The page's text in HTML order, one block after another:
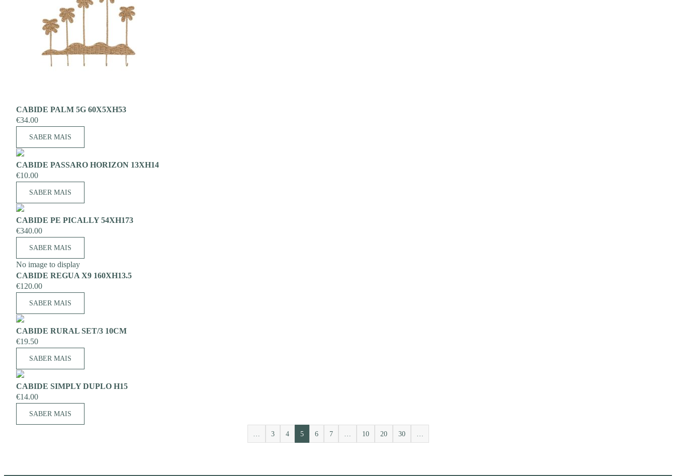
CABIDE PALM 5G 60X5XH53
€34.00
SABER MAIS
CABIDE PASSARO HORIZON 13XH14
€10.00
SABER MAIS
CABIDE PE PICALLY 54XH173
€340.00
SABER MAIS
No image to display
CABIDE REGUA X9 160XH13.5
€120.00
SABER MAIS
CABIDE RURAL SET/3 10CM
€19.50
SABER MAIS
CABIDE SIMPLY DUPLO H15
€14.00
SABER MAIS
3 4 5 6 7 10 20 30